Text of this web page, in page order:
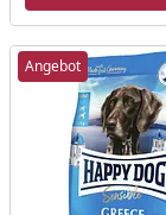
Angebot